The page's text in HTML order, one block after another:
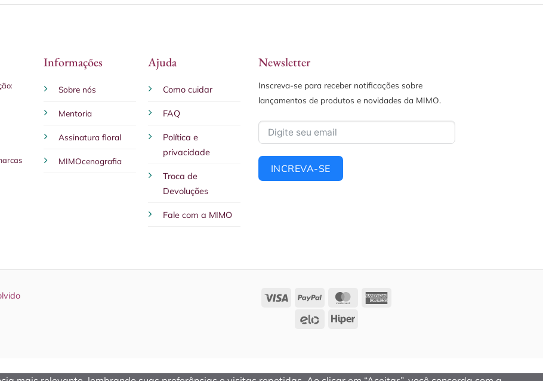
tem
opções
podem
ser
na
do
produto
Informações
Sobre nós
Mentoria
Assinatura floral
MIMOcenografia
Ajuda
Como cuidar
FAQ
Política e
privacidade
Troca de
Devoluções
Fale com a MIMO
Newsletter
Inscreva-se para receber notificações sobre
lançamentos de produtos e novidades da MIMO.
INCREVA-SE